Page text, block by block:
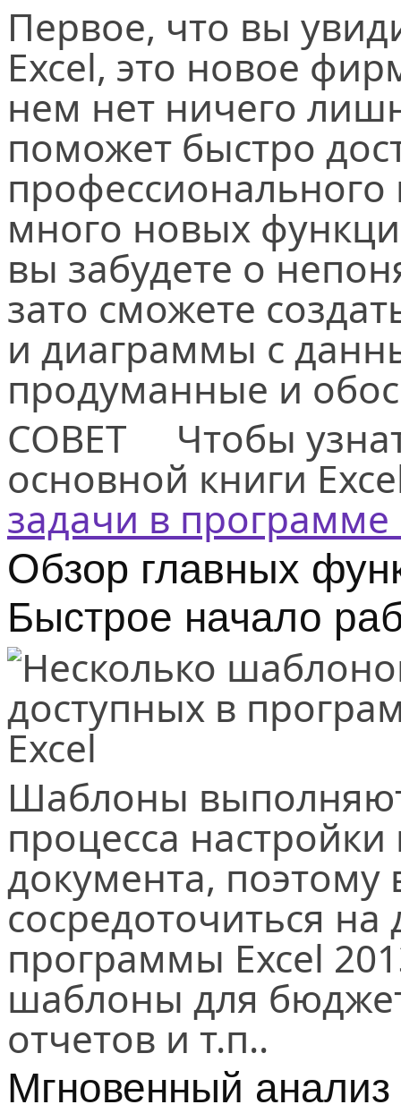
Первое, что вы
Excel, это новое
нем нет ничего
поможет быстро
профессионального
много новых
вы забудете о
зато сможете
и диаграммы с
продуманные и
СОВЕТ Чтобы
основной книги
задачи в программе
Обзор главных
Быстрое начало
Шаблоны
процесса
документа,
сосредоточиться
программы Excel
шаблоны для
отчетов и т.п..
Мгновенный